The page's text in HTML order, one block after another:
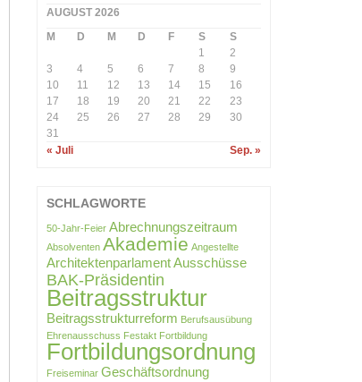
AUGUST 2026
M
D M D F S
S
1
2
3
4 5 6 7 8
9
10
11 12 13 14 15
16
17
18 19 20 21 22
23
24
25 26 27 28 29
30
31
« Juli
Sep. »
SCHLAGWORTE
50-Jahr-Feier Abrechnungszeitraum
Absolventen Akademie Angestellte
Architektenparlament Ausschüsse
BAK-Präsidentin
Beitragsstruktur
Beitragsstrukturreform Berufsausübung
Ehrenausschuss Festakt Fortbildung
Fortbildungsordnung
Freiseminar Geschäftsordnung